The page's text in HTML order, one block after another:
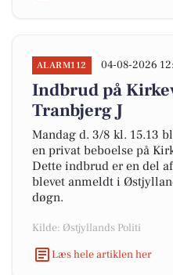
ALARM112 04-08-2026
Indbrud på
Tranbjerg J
Mandag d. 3/8 kl. 15.13
en privat beboelse på
Dette indbrud er en del
blevet anmeldt i
døgn.
Kilde: Østjyllands Politi
Læs hele artiklen her